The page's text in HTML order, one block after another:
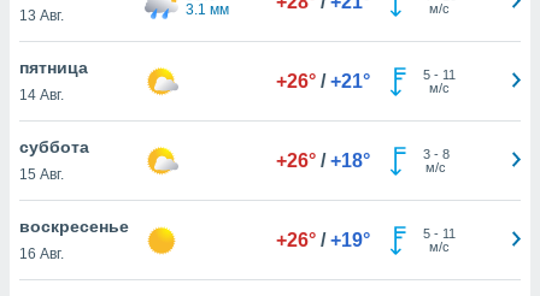
нашей
cookie
cookie
в
нашего
13 Авг.
3.1 мм
м/с
пятница
14 Авг.
+26° / +21° 5- 11
м/с
суббота
15 Авг.
+26° / +18° 3- 8
м/с
воскресенье
16 Авг.
+26° / +19° 5- 11
м/с